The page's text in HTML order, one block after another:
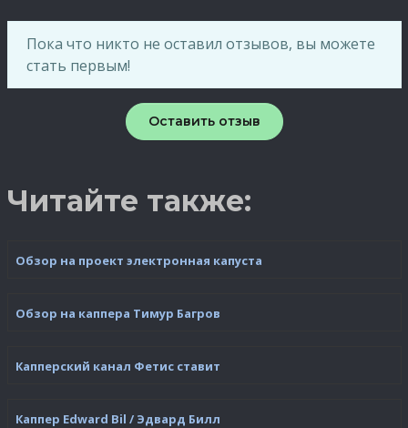
Пока что никто не оставил отзывов, вы можете
стать первым!
Оставить отзыв
Читайте также:
Обзор на проект электронная капуста
Обзор на каппера Тимур Багров
Капперский канал Фетис ставит
Каппер Edward Bil / Эдвард Билл